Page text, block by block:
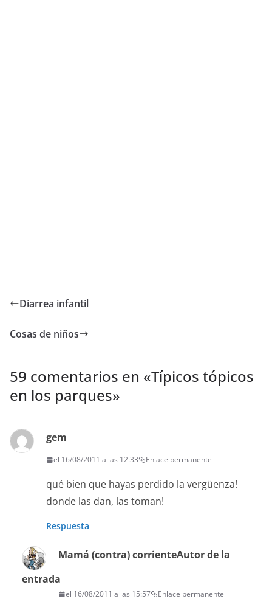
Diarrea infantil
Cosas de niños
59 comentarios en «Típicos tópicos
en los parques»
gem
el 16/08/2011 a las 12:33 Enlace permanente
qué bien que hayas perdido la vergüenza!
donde las dan, las toman!
Respuesta
Mamá (contra) corrienteAutor de la
entrada
el 16/08/2011 a las 15:57 Enlace permanente